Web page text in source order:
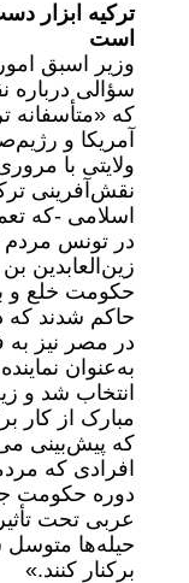
ترکیه ابزار
است
وزیر اسبق
سؤالی درباره
که «متأسفانه
آمریکا و
ولایتی با
نقش‌آفرینی
اسلامی -که
در تونس مردم
زین‌العابدین
حکومت خلع و
حاکم شدند که
در مصر نیز به
به‌عنوان
انتخاب شد و
مبارک از کار
که پیش‌بینی
افرادی که
دوره‌ حکومت
عربی تحت
حیله‌ها متوسل
برکنار کنند.»